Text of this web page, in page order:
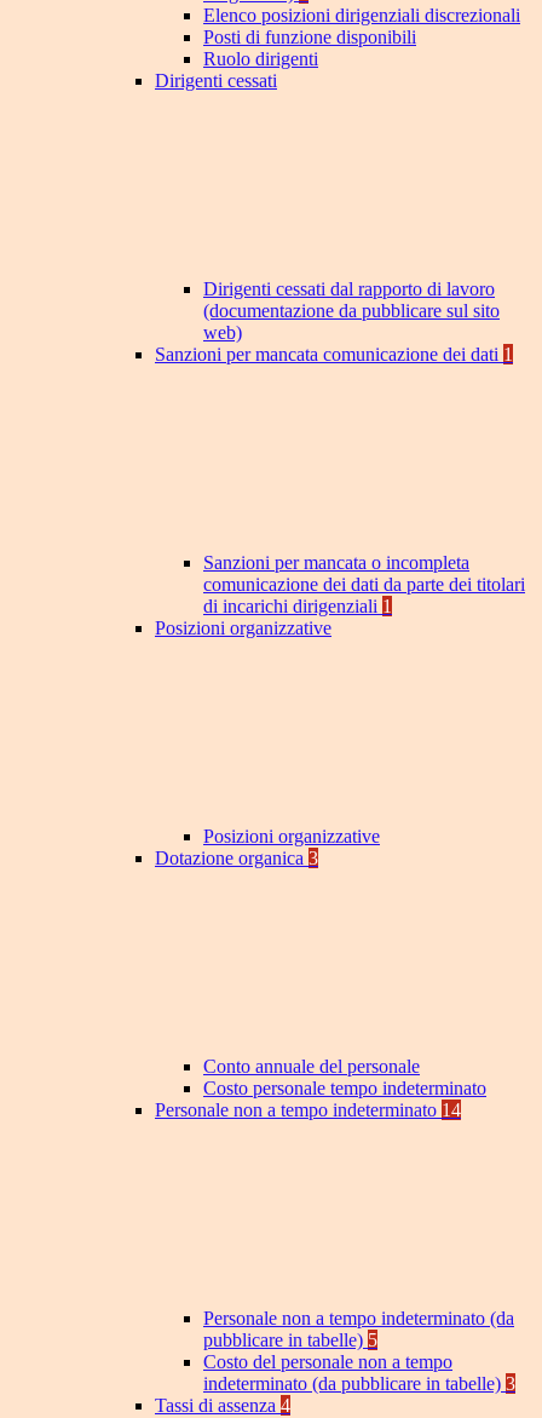
Elenco posizioni dirigenziali discrezionali
Posti di funzione disponibili
Ruolo dirigenti
Dirigenti cessati
Dirigenti cessati dal rapporto di lavoro
(documentazione da pubblicare sul sito
web)
Sanzioni per mancata comunicazione dei dati 1
Sanzioni per mancata o incompleta
comunicazione dei dati da parte dei titolari
di incarichi dirigenziali 1
Posizioni organizzative
Posizioni organizzative
Dotazione organica 3
Conto annuale del personale
Costo personale tempo indeterminato
Personale non a tempo indeterminato 14
Personale non a tempo indeterminato (da
pubblicare in tabelle) 5
Costo del personale non a tempo
indeterminato (da pubblicare in tabelle) 3
Tassi di assenza 4